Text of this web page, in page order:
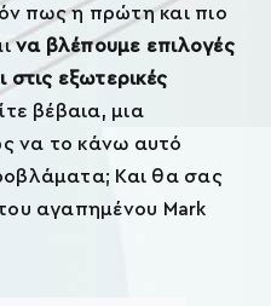
πως η πρώτη και πιο
να βλέπουμε επιλογές
εξωτερικές
βέβαια, μια
να το κάνω αυτό
Και θα σας
αγαπημένου Mark